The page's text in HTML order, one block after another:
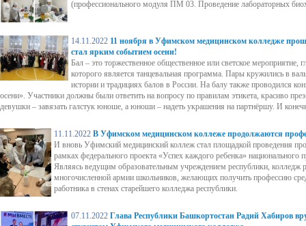
(профессионального модуля ПМ 03. Проведение лабораторных
14.11.2022 11 ноября в Уфимском медицинском колледже
стал ярким событием осени!
Бал – это торжественное общественное или светское мероприятие,
которого является танцевальная программа. Пары кружились в
истории и традициях балов в России. На балу также проводился
осени». Участники должны были ответить на вопросу по правилам этикета, красиво
девушки – завязать галстук юноше, а юноши – надеть украшения на партнёршу. И
11.11.2022 В Уфимском медицинском коллеже продолжаются
И вновь Уфимский медицинский коллеж стал площадкой проведения
рамках федерального проекта «Успех каждого ребенка» национального
Являясь ведущим образовательным учреждением республики, колледж
многочисленной армии школьников, желающих получить профессию
работника в стенах старейшего колледжа республики.
07.11.2022 Глава Республики Башкортостан Радий Хабиров